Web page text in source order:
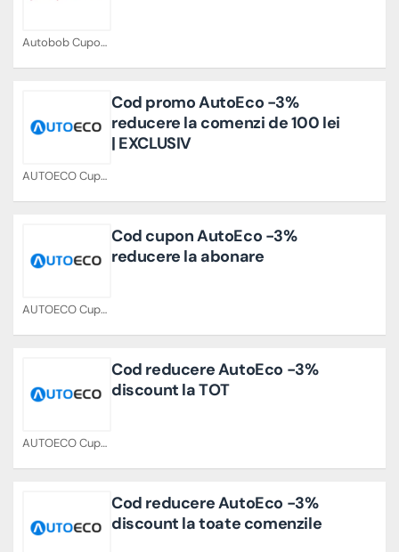
Autobob Cupoane
AUTOECO Cupoane
Cod promo AutoEco -3%
reducere la comenzi de 100 lei
| EXCLUSIV
AUTOECO Cupoane
Cod cupon AutoEco -3%
reducere la abonare
AUTOECO Cupoane
Cod reducere AutoEco -3%
discount la TOT
Cod reducere AutoEco -3%
discount la toate comenzile